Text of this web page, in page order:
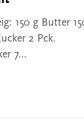
150 g Butter
2 Pck.
7…